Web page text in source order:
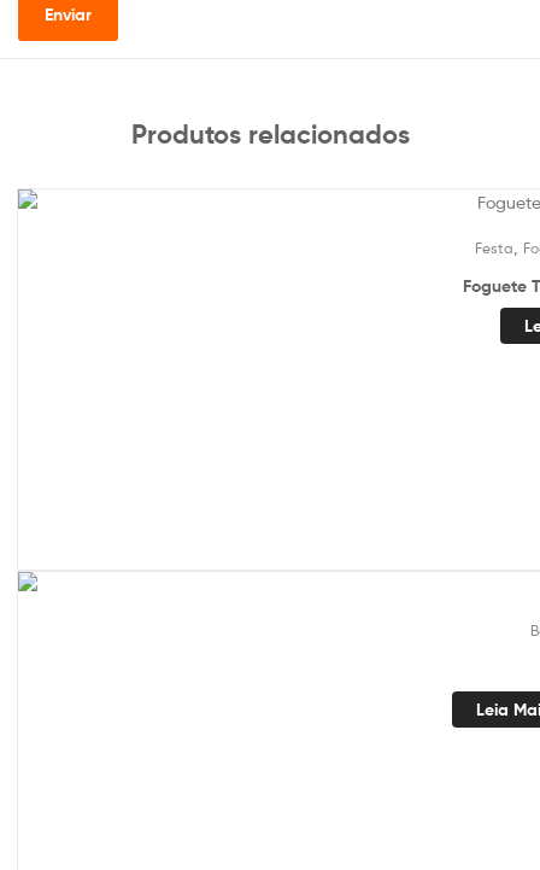
Produtos relacionados
Festa
Foguete
Leia